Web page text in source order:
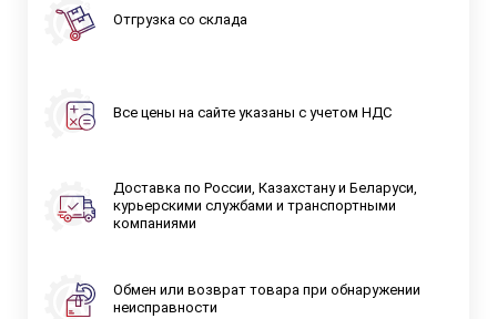
Отгрузка со склада
Все цены на сайте указаны с учетом НДС
Доставка по России, Казахстану и Беларуси,
курьерскими службами и транспортными
компаниями
Обмен или возврат товара при обнаружении
неисправности